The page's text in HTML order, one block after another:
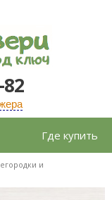
Где купить
и